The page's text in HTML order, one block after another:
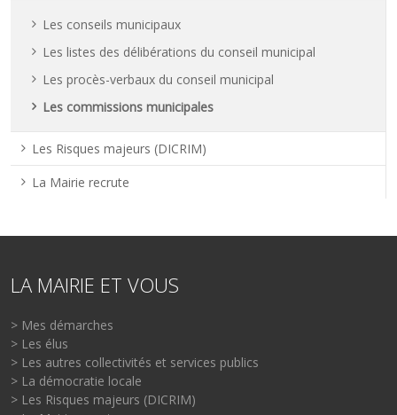
Les conseils municipaux
Les listes des délibérations du conseil municipal
Les procès-verbaux du conseil municipal
Les commissions municipales
Les Risques majeurs (DICRIM)
La Mairie recrute
LA MAIRIE ET VOUS
> Mes démarches
> Les élus
> Les autres collectivités et services publics
> La démocratie locale
> Les Risques majeurs (DICRIM)